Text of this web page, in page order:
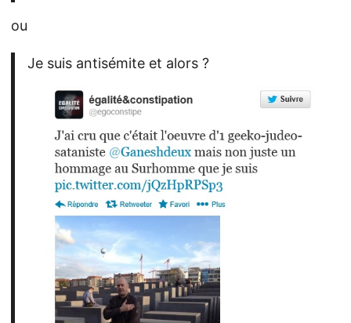
ou
Je suis antisémite et alors ?